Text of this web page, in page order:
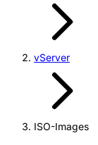
vServer
ISO-Images